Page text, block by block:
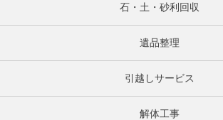
石・土・砂利回収
遺品整理
引越しサービス
解体工事